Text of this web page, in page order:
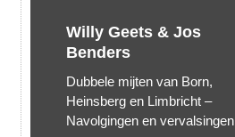
Willy Geets & Jos
Benders
Dubbele mijten van Born,
Heinsberg en Limbricht –
Navolgingen en vervalsingen